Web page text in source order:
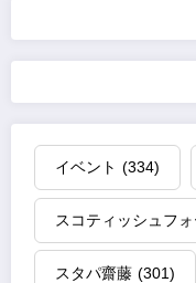
ペ
ー
ジ
送
り
イベント (334)
スコティッシュフ
スタパ齋藤 (301)